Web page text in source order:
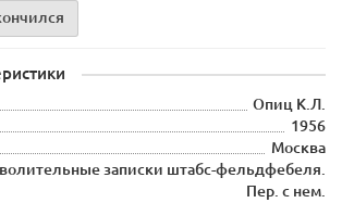
Опиц К.Л.
1956
Москва
записки штабс-фельдфебеля.
Пер. с нем.